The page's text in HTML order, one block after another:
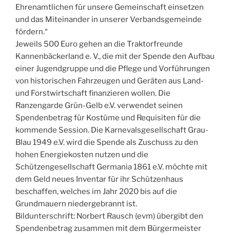
Ehrenamtlichen für unsere Gemeinschaft einsetzen
und das Miteinander in unserer Verbandsgemeinde
fördern.“
Jeweils 500 Euro gehen an die Traktorfreunde
Kannenbäckerland e. V., die mit der Spende den Aufbau
einer Jugendgruppe und die Pflege und Vorführungen
von historischen Fahrzeugen und Geräten aus Land-
und Forstwirtschaft finanzieren wollen. Die
Ranzengarde Grün-Gelb e.V. verwendet seinen
Spendenbetrag für Kostüme und Requisiten für die
kommende Session. Die Karnevalsgesellschaft Grau-
Blau 1949 e.V. wird die Spende als Zuschuss zu den
hohen Energiekosten nutzen und die
Schützengesellschaft Germania 1861 e.V. möchte mit
dem Geld neues Inventar für ihr Schützenhaus
beschaffen, welches im Jahr 2020 bis auf die
Grundmauern niedergebrannt ist.
Bildunterschrift: Norbert Rausch (evm) übergibt den
Spendenbetrag zusammen mit dem Bürgermeister